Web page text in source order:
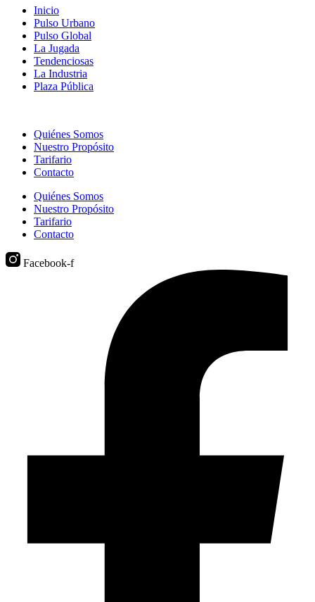
Inicio
Pulso Urbano
Pulso Global
La Jugada
Tendenciosas
La Industria
Plaza Pública
Quiénes Somos
Nuestro Propósito
Tarifario
Contacto
Quiénes Somos
Nuestro Propósito
Tarifario
Contacto
Facebook-f